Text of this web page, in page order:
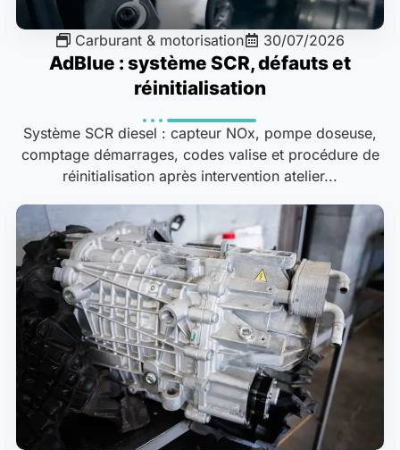
Carburant & motorisation 30/07/2026
AdBlue : système SCR, défauts et
réinitialisation
Système SCR diesel : capteur NOx, pompe doseuse,
comptage démarrages, codes valise et procédure de
réinitialisation après intervention atelier...